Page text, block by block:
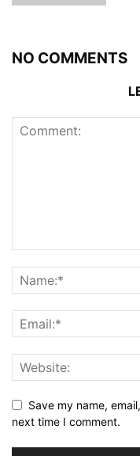
NO COMMENTS
Save my name,
next time I comment.